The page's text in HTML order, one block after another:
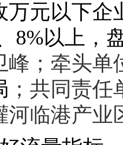
万元以下企
8%以上 ，
峰 ； 牵头单
； 共同责任
河临港产业